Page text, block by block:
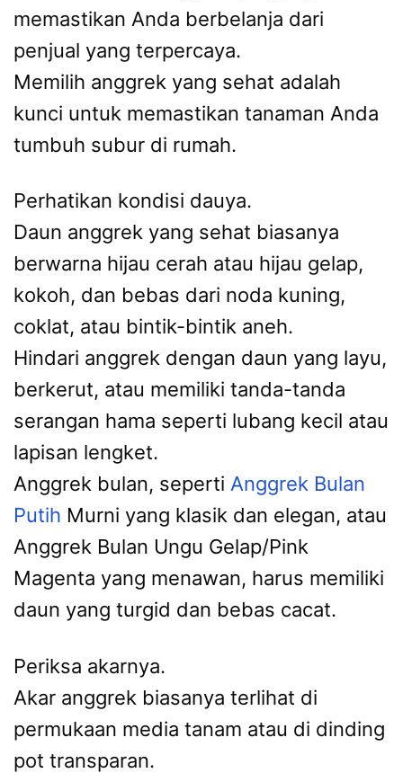
memastikan Anda berbelanja dari
penjual yang terpercaya.
Memilih anggrek yang sehat adalah
kunci untuk memastikan tanaman Anda
tumbuh subur di rumah.
Perhatikan kondisi dauya.
Daun anggrek yang sehat biasanya
berwarna hijau cerah atau hijau gelap,
kokoh, dan bebas dari noda kuning,
coklat, atau bintik-bintik aneh.
Hindari anggrek dengan daun yang layu,
berkerut, atau memiliki tanda-tanda
serangan hama seperti lubang kecil atau
lapisan lengket.
Anggrek bulan, seperti Anggrek Bulan
Putih Murni yang klasik dan elegan, atau
Anggrek Bulan Ungu Gelap/Pink
Magenta yang menawan, harus memiliki
daun yang turgid dan bebas cacat.
Periksa akarnya.
Akar anggrek biasanya terlihat di
permukaan media tanam atau di dinding
pot transparan.